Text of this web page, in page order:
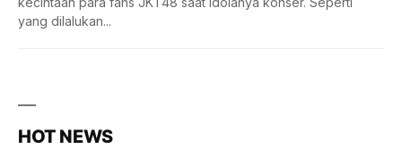
yang dilalukan...
HOT NEWS